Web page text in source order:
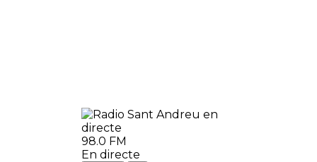
98.0 FM
En directe